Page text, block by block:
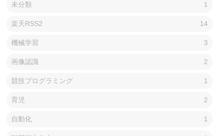
未分類 1
楽天RSS2 14
機械学習 3
画像認識 2
競技プログラミング 1
育児 2
自動化 1